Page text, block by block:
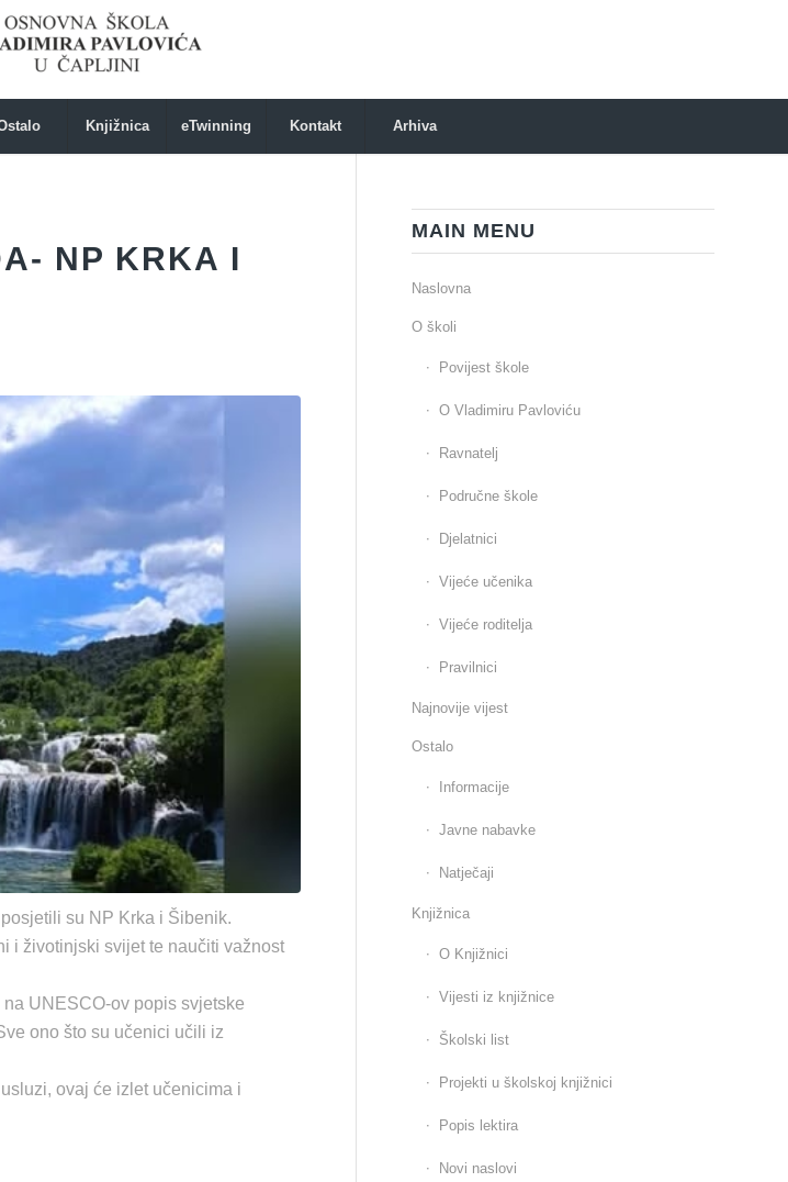
Knjižnica eTwinning Kontakt Arhiva
NP KRKA I
su NP Krka i Šibenik.
i životinjski svijet te naučiti važnost
UNESCO-ov popis svjetske
ono što su učenici učili iz
ovaj će izlet učenicima i
MAIN MENU
Naslovna
O školi
Povijest škole
O Vladimiru Pavloviću
Ravnatelj
Područne škole
Djelatnici
Vijeće učenika
Vijeće roditelja
Pravilnici
Najnovije vijest
Ostalo
Informacije
Javne nabavke
Natječaji
Knjižnica
O Knjižnici
Vijesti iz knjižnice
Školski list
Projekti u školskoj knjižnici
Popis lektira
Novi naslovi